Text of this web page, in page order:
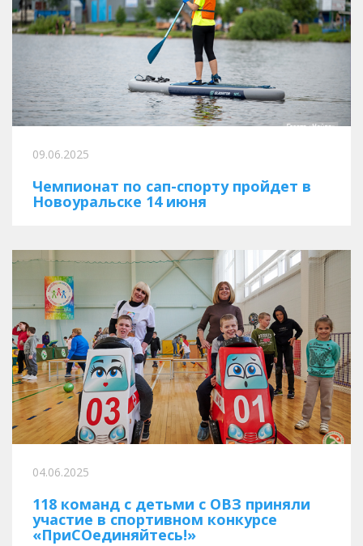
09.06.2025
Чемпионат по сап-спорту пройдет в
Новоуральске 14 июня
04.06.2025
118 команд с детьми с ОВЗ приняли
участие в спортивном конкурсе
«ПриСОединяйтесь!»